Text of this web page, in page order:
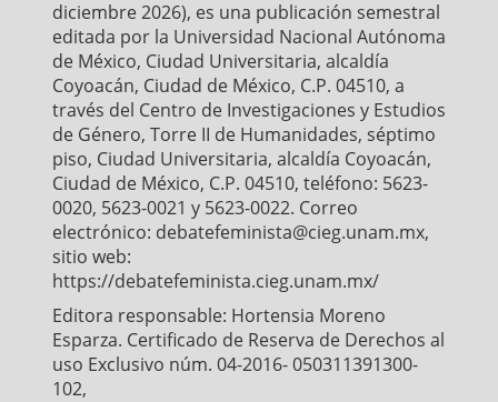
diciembre 2026), es una publicación semestral
editada por la Universidad Nacional Autónoma
de México, Ciudad Universitaria, alcaldía
Coyoacán, Ciudad de México, C.P. 04510, a
través del Centro de Investigaciones y Estudios
de Género, Torre II de Humanidades, séptimo
piso, Ciudad Universitaria, alcaldía Coyoacán,
Ciudad de México, C.P. 04510, teléfono: 5623-
0020, 5623-0021 y 5623-0022. Correo
electrónico: debatefeminista@cieg.unam.mx,
sitio web:
https://debatefeminista.cieg.unam.mx/
Editora responsable: Hortensia Moreno
Esparza. Certificado de Reserva de Derechos al
uso Exclusivo núm. 04-2016- 050311391300-
102,